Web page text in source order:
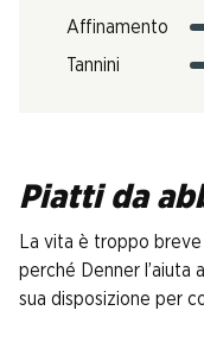
Affinamento
Tannini
Piatti da
La vita è troppo
perché Denner l’aiuta
sua disposizione per